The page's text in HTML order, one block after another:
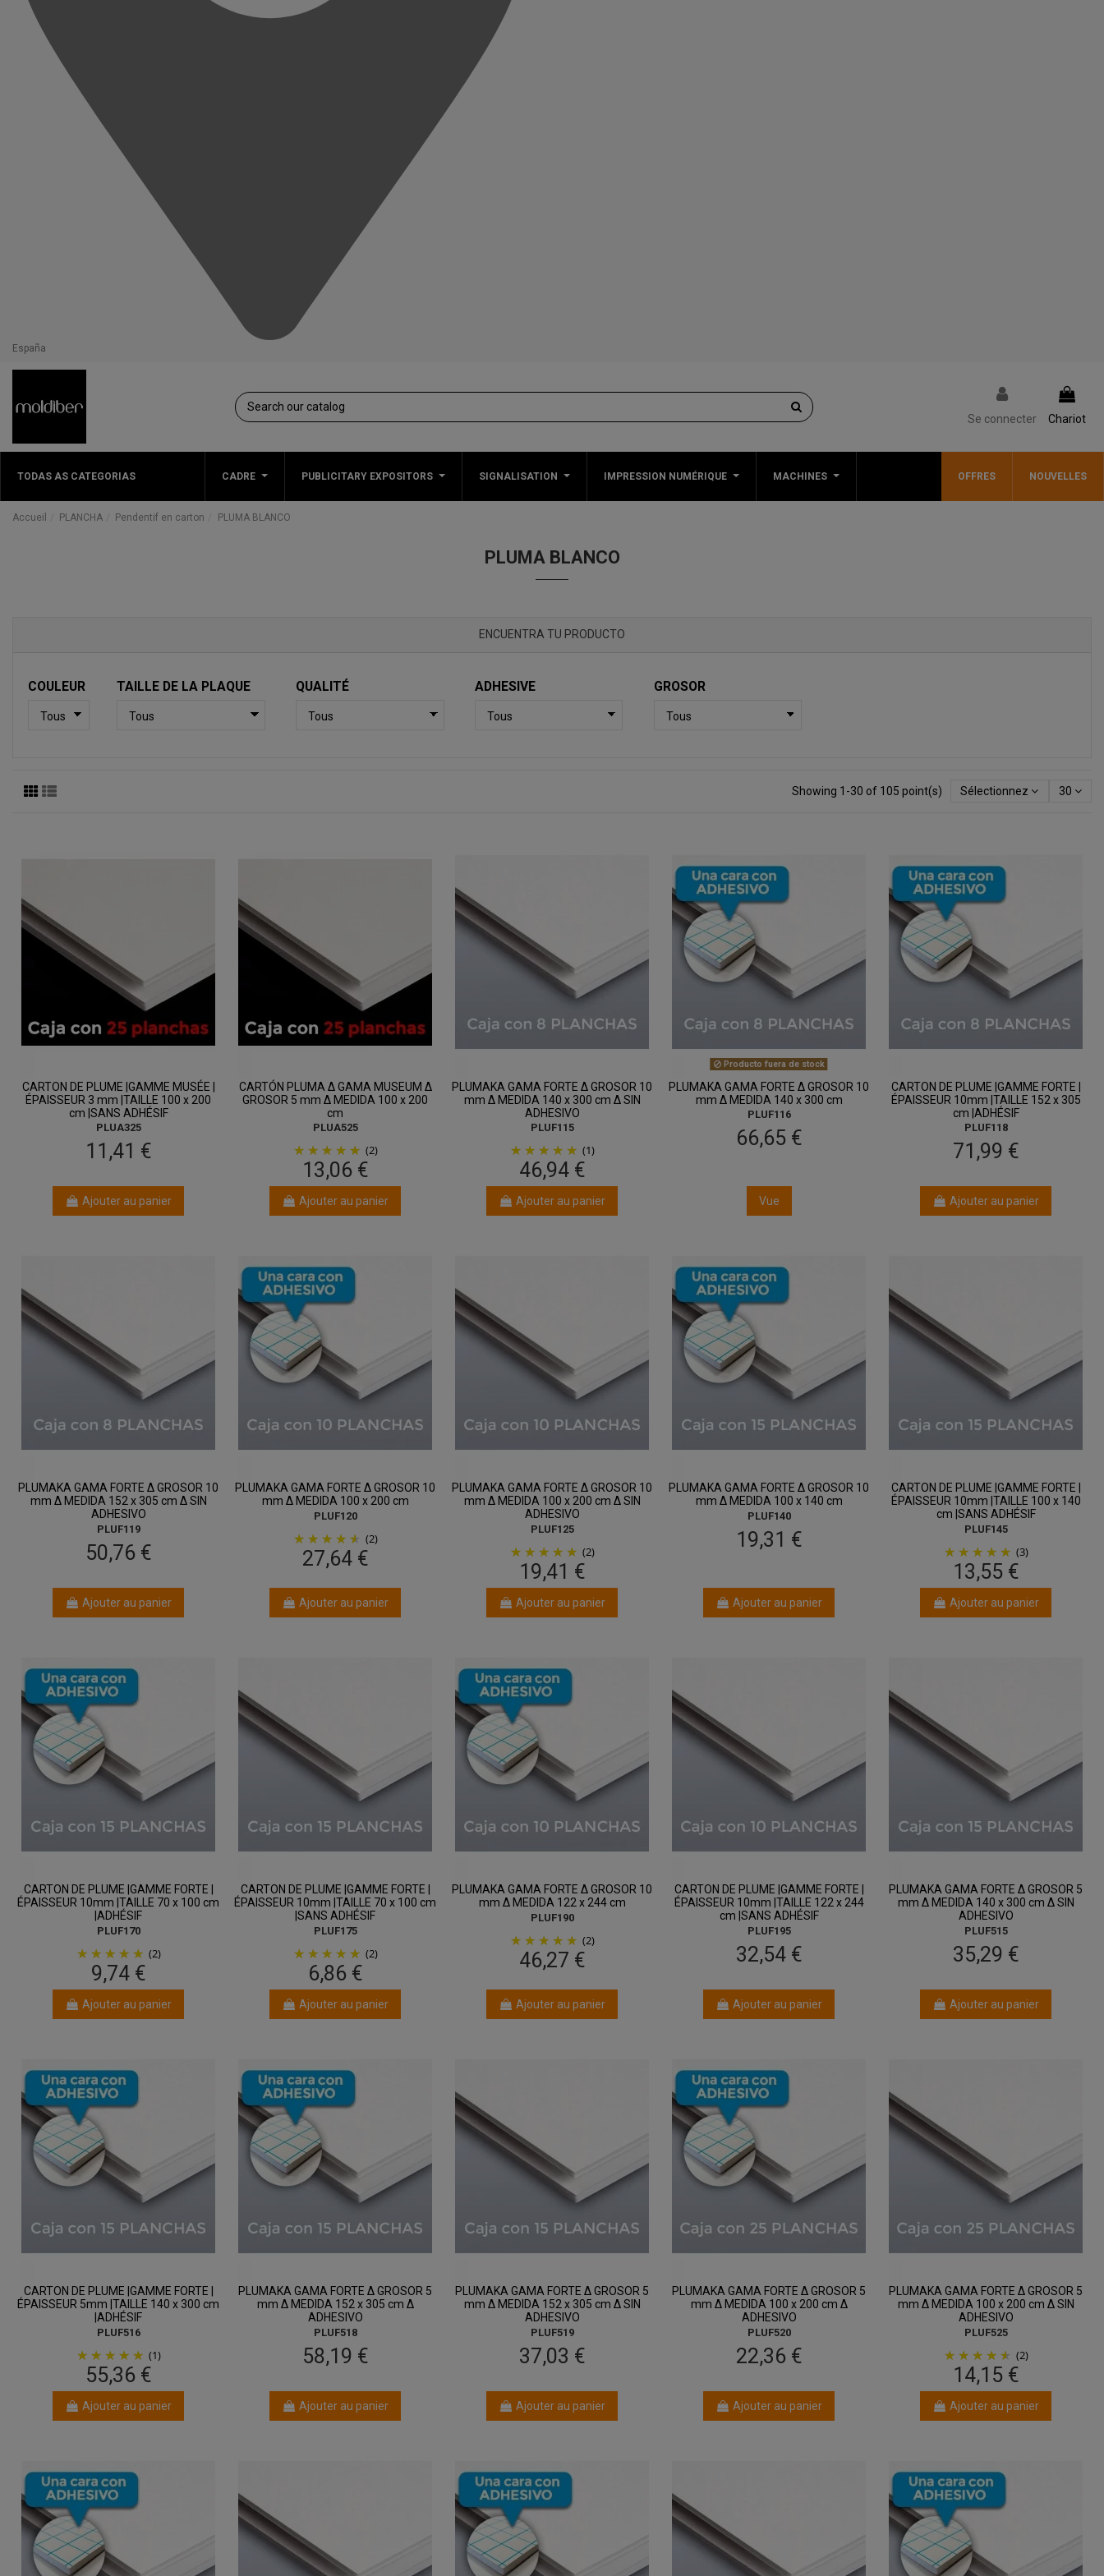
España
Se connecter Chariot
TODAS AS CATEGORIAS CADRE PUBLICITARY EXPOSITORS SIGNALISATION IMPRESSION NUMÉRIQUE MACHINES OFFRES NOUVELLES
Accueil PLANCHA Pendentif en carton PLUMA BLANCO
PLUMA BLANCO
ENCUENTRA TU PRODUCTO
COULEUR TAILLE DE LA PLAQUE QUALITÉ ADHESIVE GROSOR
Showing 1-30 of 105 point(s) Sélectionnez 30
CARTON DE PLUME |GAMME MUSÉE |
ÉPAISSEUR 3 mm |TAILLE 100 x 200
cm |SANS ADHÉSIF
PLUA325
11,41 €
Ajouter au panier
CARTÓN PLUMA Δ GAMA MUSEUM Δ
GROSOR 5 mm Δ MEDIDA 100 x 200
cm
PLUA525
(2)
13,06 €
Ajouter au panier
PLUMAKA GAMA FORTE Δ GROSOR 10
mm Δ MEDIDA 140 x 300 cm Δ SIN
ADHESIVO
PLUF115
(1)
46,94 €
Ajouter au panier
Producto fuera de stock
PLUMAKA GAMA FORTE Δ GROSOR 10
mm Δ MEDIDA 140 x 300 cm
PLUF116
66,65 €
Vue
CARTON DE PLUME |GAMME FORTE |
ÉPAISSEUR 10mm |TAILLE 152 x 305
cm |ADHÉSIF
PLUF118
71,99 €
Ajouter au panier
PLUMAKA GAMA FORTE Δ GROSOR 10
mm Δ MEDIDA 152 x 305 cm Δ SIN
ADHESIVO
PLUF119
50,76 €
Ajouter au panier
PLUMAKA GAMA FORTE Δ GROSOR 10
mm Δ MEDIDA 100 x 200 cm
PLUF120
(2)
27,64 €
Ajouter au panier
PLUMAKA GAMA FORTE Δ GROSOR 10
mm Δ MEDIDA 100 x 200 cm Δ SIN
ADHESIVO
PLUF125
(2)
19,41 €
Ajouter au panier
PLUMAKA GAMA FORTE Δ GROSOR 10
mm Δ MEDIDA 100 x 140 cm
PLUF140
19,31 €
Ajouter au panier
CARTON DE PLUME |GAMME FORTE |
ÉPAISSEUR 10mm |TAILLE 100 x 140
cm |SANS ADHÉSIF
PLUF145
(3)
13,55 €
Ajouter au panier
CARTON DE PLUME |GAMME FORTE |
ÉPAISSEUR 10mm |TAILLE 70 x 100 cm
|ADHÉSIF
PLUF170
(2)
9,74 €
Ajouter au panier
CARTON DE PLUME |GAMME FORTE |
ÉPAISSEUR 10mm |TAILLE 70 x 100 cm
|SANS ADHÉSIF
PLUF175
(2)
6,86 €
Ajouter au panier
PLUMAKA GAMA FORTE Δ GROSOR 10
mm Δ MEDIDA 122 x 244 cm
PLUF190
(2)
46,27 €
Ajouter au panier
CARTON DE PLUME |GAMME FORTE |
ÉPAISSEUR 10mm |TAILLE 122 x 244
cm |SANS ADHÉSIF
PLUF195
32,54 €
Ajouter au panier
PLUMAKA GAMA FORTE Δ GROSOR 5
mm Δ MEDIDA 140 x 300 cm Δ SIN
ADHESIVO
PLUF515
35,29 €
Ajouter au panier
CARTON DE PLUME |GAMME FORTE |
ÉPAISSEUR 5mm |TAILLE 140 x 300 cm
|ADHÉSIF
PLUF516
(1)
55,36 €
Ajouter au panier
PLUMAKA GAMA FORTE Δ GROSOR 5
mm Δ MEDIDA 152 x 305 cm Δ
ADHESIVO
PLUF518
58,19 €
Ajouter au panier
PLUMAKA GAMA FORTE Δ GROSOR 5
mm Δ MEDIDA 152 x 305 cm Δ SIN
ADHESIVO
PLUF519
37,03 €
Ajouter au panier
PLUMAKA GAMA FORTE Δ GROSOR 5
mm Δ MEDIDA 100 x 200 cm Δ
ADHESIVO
PLUF520
22,36 €
Ajouter au panier
PLUMAKA GAMA FORTE Δ GROSOR 5
mm Δ MEDIDA 100 x 200 cm Δ SIN
ADHESIVO
PLUF525
(2)
14,15 €
Ajouter au panier